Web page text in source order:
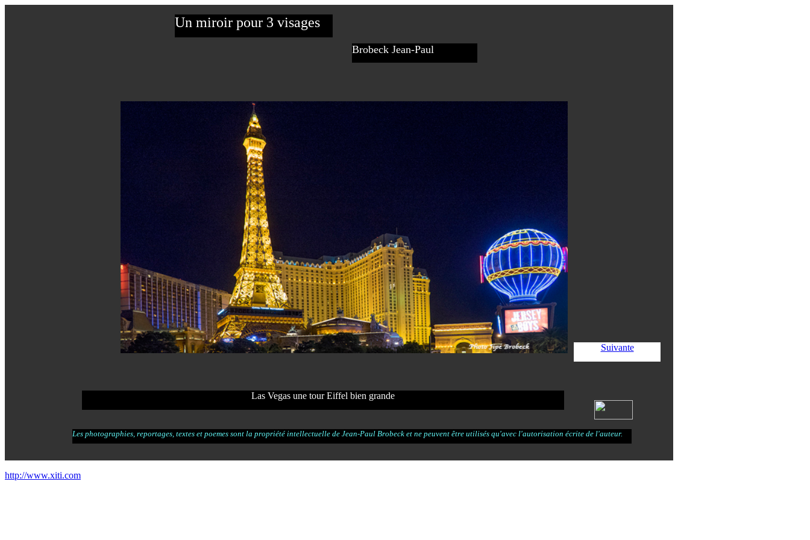
Un miroir pour 3 visages
Brobeck Jean-Paul
Suivante
Las Vegas une tour Eiffel bien grande
Les photographies, reportages, textes et poemes sont la propriété intellectuelle de Jean-Paul Brobeck et ne peuvent être utilisés qu'avec l'autorisation écrite de l'auteur.
http://www.xiti.com